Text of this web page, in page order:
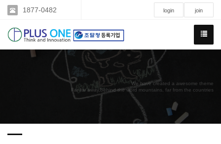
1877-0482 login join
We have created a awesome theme
Far far away,behind the word mountains, far from the countries